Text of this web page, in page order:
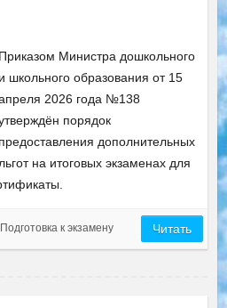
Приказом Министра дошкольного
и школьного образования от 15
2026 года №138
порядок
предоставления дополнительных
на итоговых экзаменах для
Подготовка к экзамену Читать